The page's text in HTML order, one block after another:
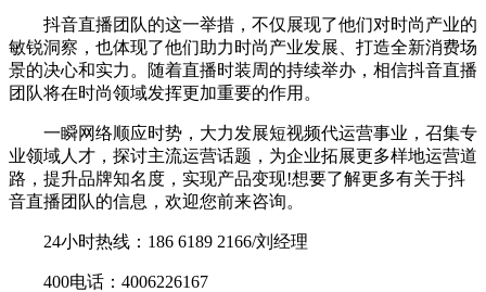
抖音直播团队的这一举措，不仅展现了他们对时尚产业的
敏锐洞察，也体现了他们助力时尚产业发展、打造全新消费场
景的决心和实力。随着直播时装周的持续举办，相信抖音直播
团队将在时尚领域发挥更加重要的作用。
一瞬网络顺应时势，大力发展短视频代运营事业，召集专
业领域人才，探讨主流运营话题，为企业拓展更多样地运营道
路，提升品牌知名度，实现产品变现!想要了解更多有关于抖
音直播团队的信息，欢迎您前来咨询。
24小时热线：186 6189 2166/刘经理
400电话：4006226167